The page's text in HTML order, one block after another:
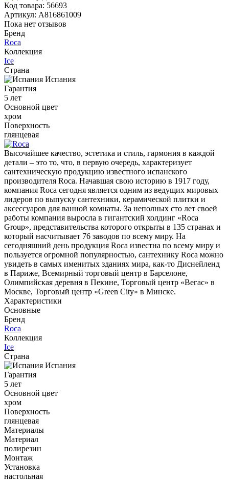
Код товара: 56693
Артикул: A816861009
Пока нет отзывов
Бренд
Roca
Коллекция
Ice
Страна
Испания
Гарантия
5 лет
Основной цвет
хром
Поверхность
глянцевая
Высочайшее качество, эстетика и стиль, гармония в каждой
детали – это то, что, в первую очередь, характеризует
сантехническую продукцию известного испанского
производителя Roca. Начавшая свою историю в 1917 году,
компания Roca сегодня является одним из ведущих мировых
лидеров по выпуску сантехники, керамической плитки и
аксессуаров для ванной комнаты. За неполных сто лет своей
работы компания выросла в гигантский холдинг «Roca
Group», представительства которого открыты в 135 странах и
который насчитывает 76 заводов по всему миру. На
сегодняшний день продукция Roca известна по всему миру и
пользуется огромной популярностью, сантехнику Roca можно
увидеть в самых именитых зданиях мира, как-то Диснейленд
в Париже, Всемирный торговый центр в Барселоне,
Олимпийская деревня в Пекине, Торговый центр «Вегас» в
Москве, Торговый центр «Green City» в Минске.
Характеристики
Основные
Бренд
Roca
Коллекция
Ice
Страна
Испания
Гарантия
5 лет
Основной цвет
хром
Поверхность
глянцевая
Материалы
Материал
полирезин
Монтаж
Установка
настольная